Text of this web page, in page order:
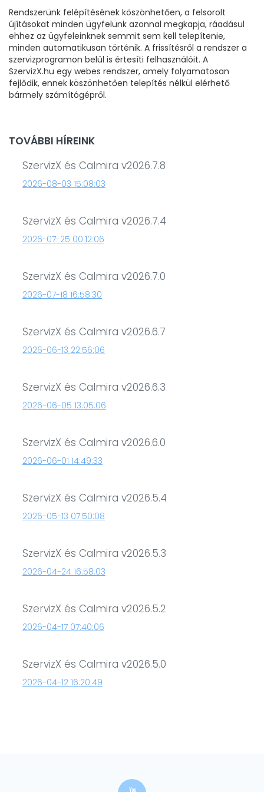
Rendszerünk felépítésének köszönhetően, a felsorolt
újításokat minden ügyfelünk azonnal megkapja, ráadásul
ehhez az ügyfeleinknek semmit sem kell telepítenie,
minden automatikusan történik. A frissítésről a rendszer a
szervizprogramon belül is értesíti felhasználóit. A
SzervizX.hu egy webes rendszer, amely folyamatosan
fejlődik, ennek köszönhetően telepítés nélkül elérhető
bármely számítógépről.
TOVÁBBI HÍREINK
SzervizX és Calmira v2026.7.8
2026-08-03 15:08:03
SzervizX és Calmira v2026.7.4
2026-07-25 00:12:06
SzervizX és Calmira v2026.7.0
2026-07-18 16:58:30
SzervizX és Calmira v2026.6.7
2026-06-13 22:56:06
SzervizX és Calmira v2026.6.3
2026-06-05 13:05:06
SzervizX és Calmira v2026.6.0
2026-06-01 14:49:33
SzervizX és Calmira v2026.5.4
2026-05-13 07:50:08
SzervizX és Calmira v2026.5.3
2026-04-24 16:58:03
SzervizX és Calmira v2026.5.2
2026-04-17 07:40:06
SzervizX és Calmira v2026.5.0
2026-04-12 16:20:49